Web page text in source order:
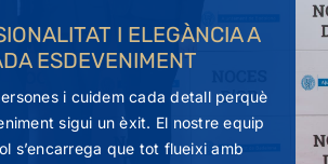
I ELEGÀNCIA A
ESDEVENIMENT
i cuidem cada detall perquè
sigui un èxit. El nostre equip
s’encarrega que tot flueixi amb